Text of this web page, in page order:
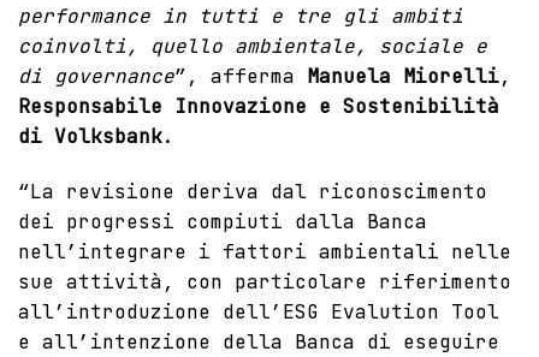
performance in tutti e tre gli ambiti
coinvolti, quello ambientale, sociale e
di governance”, afferma Manuela Miorelli,
Responsabile Innovazione e Sostenibilità
di Volksbank.
“La revisione deriva dal riconoscimento
dei progressi compiuti dalla Banca
nell’integrare i fattori ambientali nelle
sue attività, con particolare riferimento
all’introduzione dell’ESG Evalution Tool
e all’intenzione della Banca di eseguire